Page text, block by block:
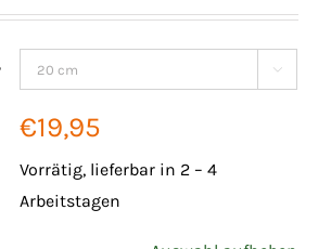
bis
€30,95

€19,95
Vorrätig, lieferbar in 2 – 4
Arbeitstagen